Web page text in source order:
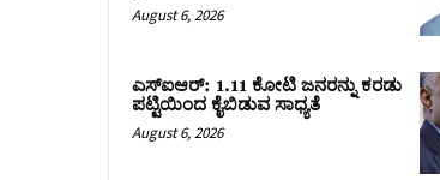
August 6, 2026
ಎಸ್‌ಐಆರ್‌: 1.11 ಕೋಟಿ ಜನರನ್ನು ಕರಡು
ಪಟ್ಟಿಯಿಂದ ಕೈಬಿಡುವ ಸಾಧ್ಯತೆ
August 6, 2026